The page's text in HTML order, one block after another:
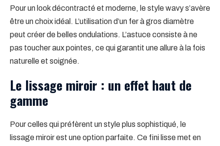
Pour un look décontracté et moderne, le style wavy s’avère
être un choix idéal. L’utilisation d’un fer à gros diamètre
peut créer de belles ondulations. L’astuce consiste à ne
pas toucher aux pointes, ce qui garantit une allure à la fois
naturelle et soignée.
Le lissage miroir : un effet haut de
gamme
Pour celles qui préfèrent un style plus sophistiqué, le
lissage miroir est une option parfaite. Ce fini lisse met en